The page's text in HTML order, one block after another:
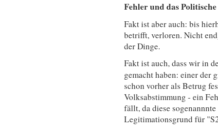
Fehler und das Politische
Fakt ist aber auch: bis
betrifft, verloren. Nicht
der Dinge.
Fakt ist auch, dass wir in
gemacht haben: einer der
schon vorher als Betrug
Volksabstimmung - ein
fällt, da diese
Legitimationsgrund für